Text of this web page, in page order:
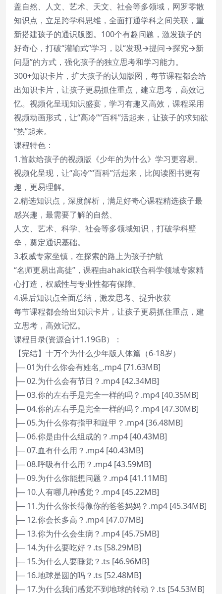
盖自然、人文、艺术、天文、社会等多领域，网罗零散
知识点，立足跨学科思维，全面打通学科之间关联，重
新搭建孩子的通识版图。100个有趣问题，激发孩子的
好奇心，打破“灌输式”学习，以“发现→提问→探究→新
问题”的方式，强化孩子的独立思考和学习能力。
300+知识卡片，扩大孩子的认知版图，每节课程都会给
出知识卡片，让孩子更易抓住重点，建立思考，高效记
忆。视频化呈现知识盛宴，学习有趣又高效，课程采用
视频动画形式，让“高冷”“百科”活起来，让孩子的求知欲
“热”起来。
课程特色：
1.首款给孩子的视频版《少年的为什么》学习更容易。
视频化呈现，让“高冷”“百科”活起来，比阅读图书更有
趣，更易理解。
2.精选知识点，深度解析，满足好奇心课程精选孩子最
感兴趣，最需要了解的自然、
人文、艺术、科学、社会等多领域知识，打破学科壁
垒，奠定通识基础。
3.权威专家坐镇，在探索的路上为孩子护航
“名师更易出高徒”，课程由ahakid联合科学领域专家精
心打造，权威性与专业性都有保障。
4.课后知识点全面总结，激发思考、提升收获
每节课程都会给出知识卡片，让孩子更易抓住重点，建
立思考，高效记忆。
课程目录(资源合计1.19GB）：
【完结】十万个为什么少年版人体篇（6-18岁）
├─ 01为什么你会有姓名_.mp4 [71.63MB]
├─ 02.为什么会有节日？.mp4 [42.34MB]
├─ 03.你的左右手是完全一样的吗？.mp4 [40.35MB]
├─ 04.你的左右手是完全一样的吗？.mp4 [47.30MB]
├─ 05.为什么你有指甲和趾甲？.mp4 [36.48MB]
├─ 06.你是由什么组成的？.mp4 [40.43MB]
├─ 07.血有什么用？.mp4 [40.43MB]
├─ 08.呼吸有什么用？.mp4 [43.59MB]
├─ 09.为什么你能想问题？.mp4 [41.11MB]
├─ 10.人有哪几种感觉？.mp4 [45.22MB]
├─ 11.为什么你长得像你的爸爸妈妈？.mp4 [45.34MB]
├─ 12.你会长多高？.mp4 [47.07MB]
├─ 13.你为什么会生病？.mp4 [45.75MB]
├─ 14.为什么要吃好？.ts [58.29MB]
├─ 15.为什么人要睡觉？.ts [46.96MB]
├─ 16.地球是圆的吗？.ts [52.48MB]
├─ 17.为什么我们感觉不到地球的转动？.ts [54.53MB]